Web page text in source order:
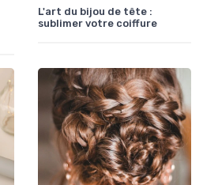
L'art du bijou de tête :
sublimer votre coiffure